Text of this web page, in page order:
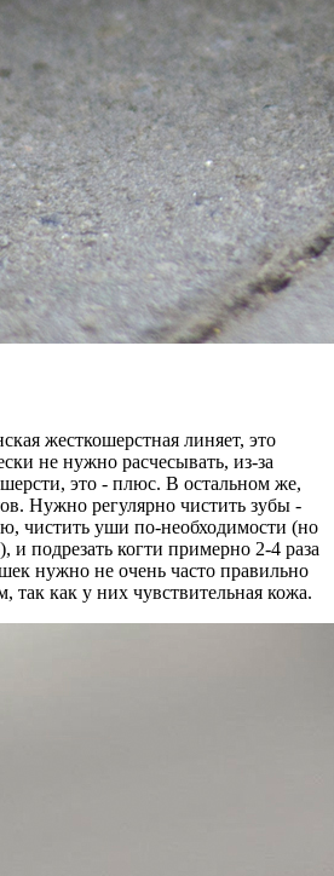
жесткошерстная линяет, это
не нужно расчесывать, из-за
это - плюс. В остальном же,
Нужно регулярно чистить зубы -
чистить уши по-необходимости (но
и подрезать когти примерно 2-4 раза
нужно не очень часто правильно
как у них чувствительная кожа.